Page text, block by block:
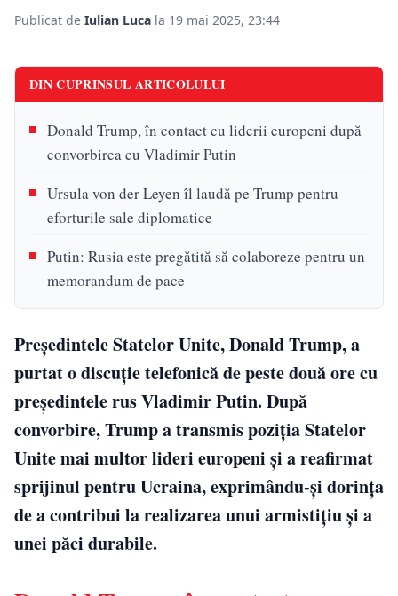
Publicat de Iulian Luca la 19 mai 2025, 23:44
DIN CUPRINSUL ARTICOLULUI
Donald Trump, în contact cu liderii europeni după
convorbirea cu Vladimir Putin
Ursula von der Leyen îl laudă pe Trump pentru
eforturile sale diplomatice
Putin: Rusia este pregătită să colaboreze pentru un
memorandum de pace
Președintele Statelor Unite, Donald Trump, a
purtat o discuție telefonică de peste două ore cu
președintele rus Vladimir Putin. După
convorbire, Trump a transmis poziția Statelor
Unite mai multor lideri europeni și a reafirmat
sprijinul pentru Ucraina, exprimându-și dorința
de a contribui la realizarea unui armistițiu și a
unei păci durabile.